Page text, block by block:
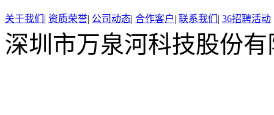
关于我们 | 资质荣誉| 公司动态| 合作客户| 联系我们 | 36招聘活动
深圳市万泉河科技股份